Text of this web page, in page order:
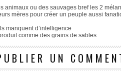
animaux ou des sauvages bref les 2
mères pour créer un peuple aussi
manquent d’intelligence
comme des grains de sables
UN